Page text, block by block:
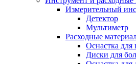
Измерительный
Детектор
Мультиметр
Расходные
Оснастка для
Диски для